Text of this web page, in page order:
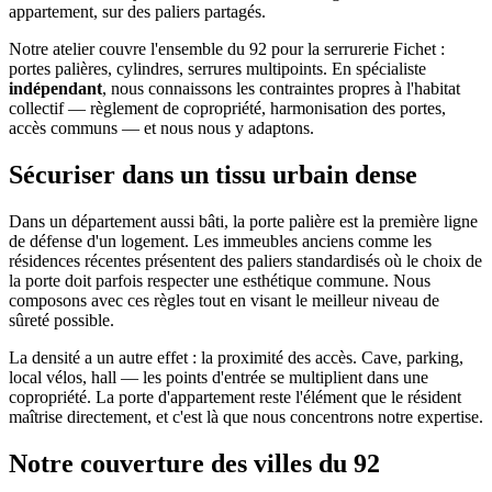
appartement, sur des paliers partagés.
Notre atelier couvre l'ensemble du 92 pour la serrurerie Fichet :
portes palières, cylindres, serrures multipoints. En spécialiste
indépendant, nous connaissons les contraintes propres à l'habitat
collectif — règlement de copropriété, harmonisation des portes,
accès communs — et nous nous y adaptons.
Sécuriser dans un tissu urbain dense
Dans un département aussi bâti, la porte palière est la première ligne
de défense d'un logement. Les immeubles anciens comme les
résidences récentes présentent des paliers standardisés où le choix de
la porte doit parfois respecter une esthétique commune. Nous
composons avec ces règles tout en visant le meilleur niveau de
sûreté possible.
La densité a un autre effet : la proximité des accès. Cave, parking,
local vélos, hall — les points d'entrée se multiplient dans une
copropriété. La porte d'appartement reste l'élément que le résident
maîtrise directement, et c'est là que nous concentrons notre expertise.
Notre couverture des villes du 92